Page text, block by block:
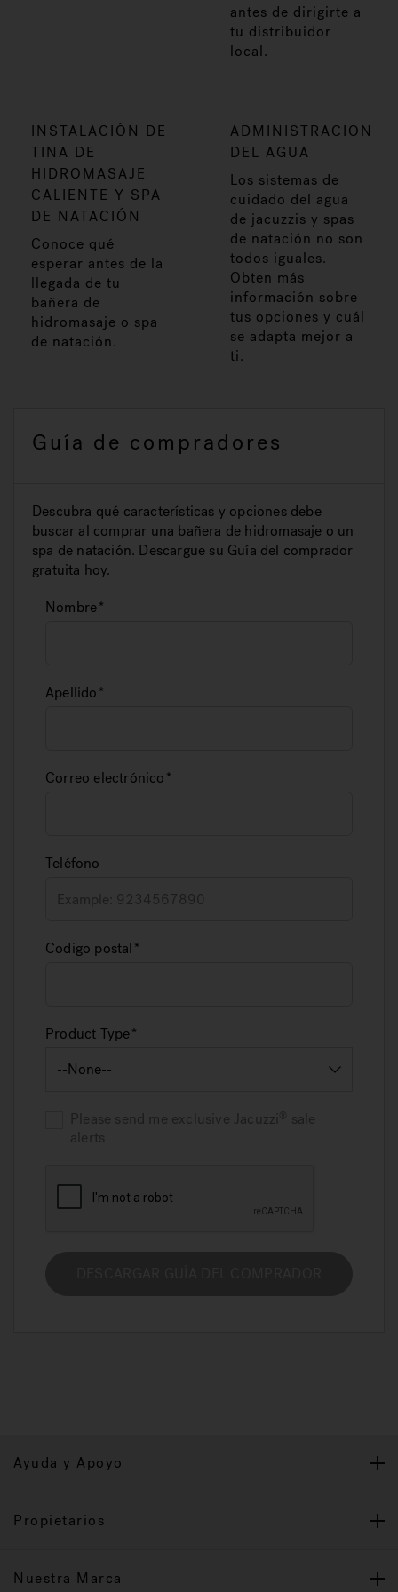
antes de dirigirte a
tu distribuidor
local.
INSTALACIÓN DE
TINA DE
HIDROMASAJE
CALIENTE Y SPA
DE NATACIÓN
Conoce qué
esperar antes de la
llegada de tu
bañera de
hidromasaje o spa
de natación.
ADMINISTRACION
DEL AGUA
Los sistemas de
cuidado del agua
de jacuzzis y spas
de natación no son
todos iguales.
Obten más
información sobre
tus opciones y cuál
se adapta mejor a
ti.
Guía de compradores
Descubra qué características y opciones debe
buscar al comprar una bañera de hidromasaje o un
spa de natación. Descargue su Guía del comprador
gratuita hoy.
Nombre
Apellido
Correo electrónico
Teléfono
Codigo postal
Product Type
Please send me exclusive Jacuzzi
sale
alerts
Ayuda y Apoyo
Propietarios
Nuestra Marca